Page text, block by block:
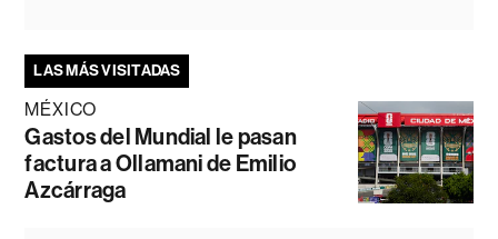
LAS MÁS VISITADAS
MÉXICO
Gastos del Mundial le pasan
factura a Ollamani de Emilio
Azcárraga